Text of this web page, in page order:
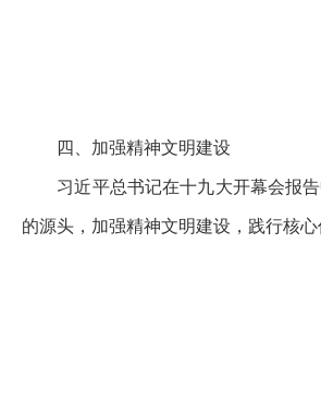
四、 加强精神文明建设
习近平总书记在十九大开幕会报
的源头，加强精神文明建设，践行核